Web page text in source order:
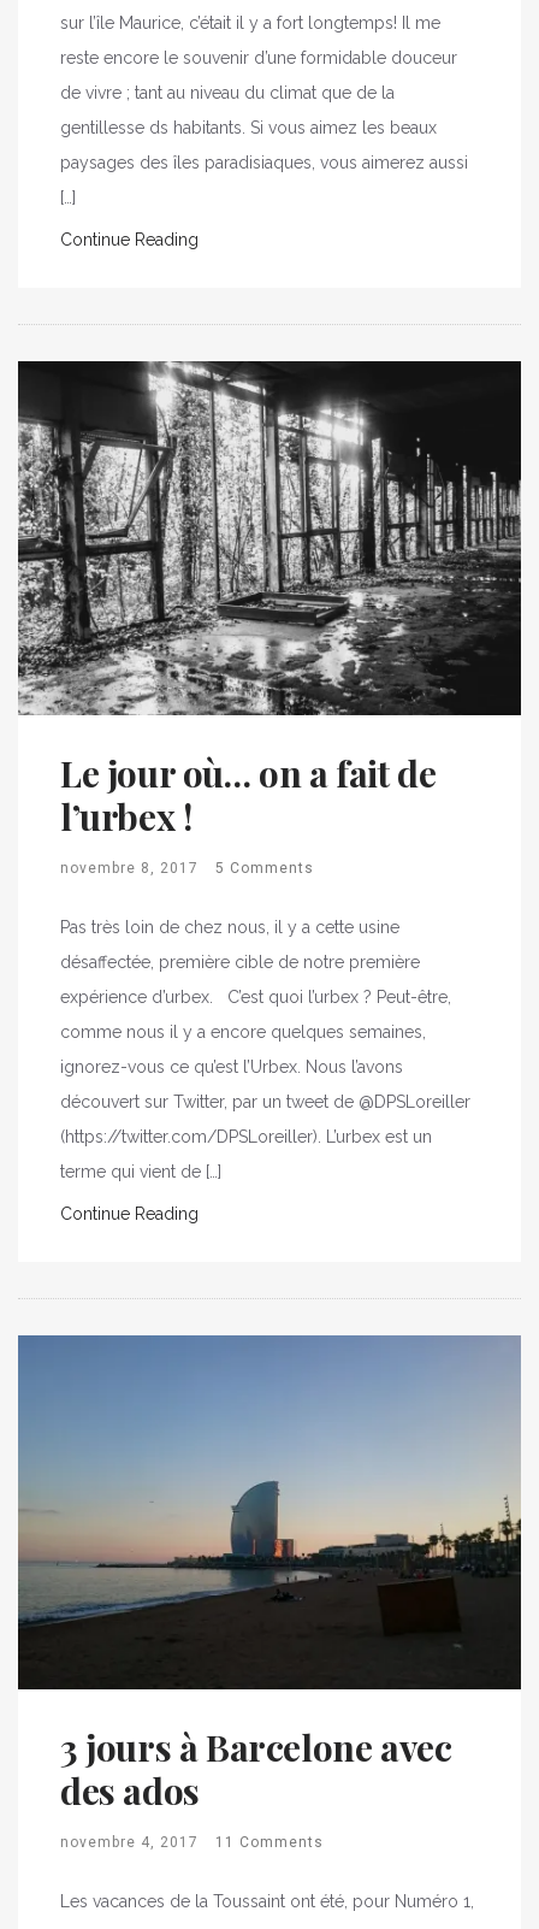
sur l’île Maurice, c’était il y a fort longtemps! Il me
reste encore le souvenir d’une formidable douceur
de vivre ; tant au niveau du climat que de la
gentillesse ds habitants. Si vous aimez les beaux
paysages des îles paradisiaques, vous aimerez aussi
[…]
Continue Reading
Le jour où… on a fait de
l’urbex !
novembre 8, 2017 5 Comments
Pas très loin de chez nous, il y a cette usine
désaffectée, première cible de notre première
expérience d’urbex. C’est quoi l’urbex ? Peut-être,
comme nous il y a encore quelques semaines,
ignorez-vous ce qu’est l’Urbex. Nous l’avons
découvert sur Twitter, par un tweet de @DPSLoreiller
(https://twitter.com/DPSLoreiller). L’urbex est un
terme qui vient de […]
Continue Reading
3 jours à Barcelone avec
des ados
novembre 4, 2017 11 Comments
Les vacances de la Toussaint ont été, pour Numéro 1,